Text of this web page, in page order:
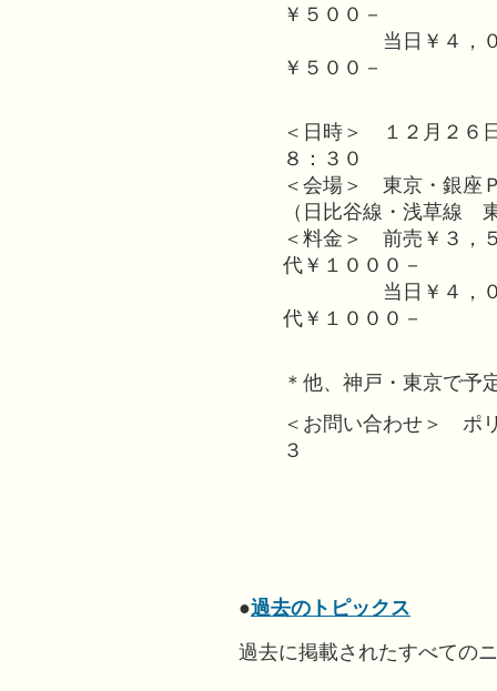
￥５００－
当日￥４，０００
￥５００－
＜日時＞ １２月２６
８：３０
＜会場＞ 東京・銀座
（日比谷線・浅草線
＜料金＞ 前売￥３，
代￥１０００－
当日￥４，０００
代￥１０００－
＊他、神戸・東京で予
＜お問い合わせ＞ ポ
３
●過去のトピックス
過去に掲載されたすべての